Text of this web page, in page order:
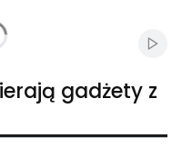
gadżety z